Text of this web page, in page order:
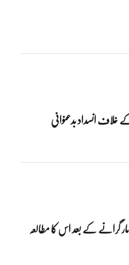
خلاف انسداد بدعنوانی
گرانے کے بعد اس کا مطالعہ